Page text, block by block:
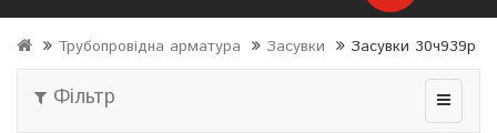
Трубопровідна арматура Засувки Засувки 30ч939р
Фільтр